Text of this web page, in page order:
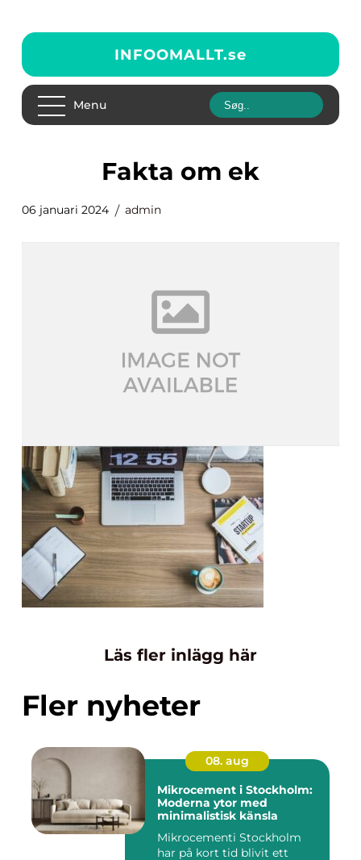
INFOOMALLT.se
Menu
fakta om ek
06 januari 2024 admin
Läs fler inlägg här
Fler nyheter
08. aug
Mikrocement i Stockholm:
Moderna ytor med
minimalistisk känsla
Mikrocementi Stockholm
har på kort tid blivit ett